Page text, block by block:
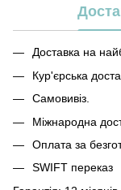
Доставка на
Кур'єрська
Самовивіз.
Міжнародна
Оплата за
SWIFT переказ